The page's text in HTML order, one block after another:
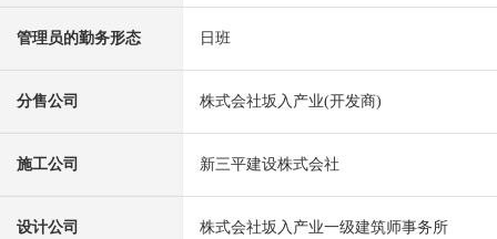
管理员的勤务形态 日班
分售公司 株式会社坂入产业(开发商)
施工公司 新三平建设株式会社
设计公司 株式会社坂入产业一级建筑师事务所